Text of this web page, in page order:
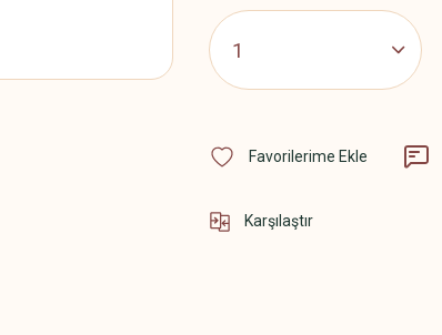
Karşılaştır